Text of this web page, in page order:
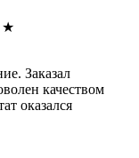
★
Заказал
качеством
оказался